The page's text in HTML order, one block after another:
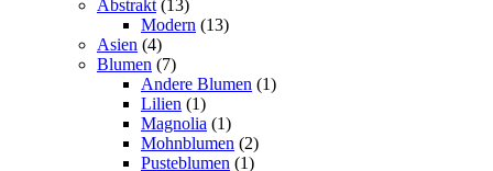
Abstrakt (13)
Modern (13)
Asien (4)
Blumen (7)
Andere Blumen (1)
Lilien (1)
Magnolia (1)
Mohnblumen (2)
Pusteblumen (1)